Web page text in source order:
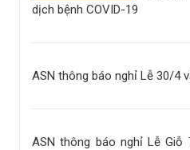
dịch bệnh COVID-19
ASN thông báo nghỉ Lễ 30/4
ASN thông báo nghỉ Lễ Giỗ